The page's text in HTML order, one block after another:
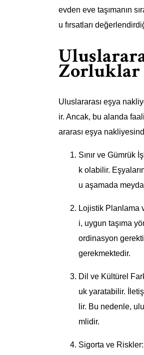
evden eve taşımanın
u fırsatları
Zorluklar
Uluslararası eşya
ir. Ancak, bu alanda
ararası eşya
Sınır ve Gümrük
k olabilir.
u aşamada
Lojistik Planlama
i, uygun taşıma
ordinasyon
gerekmektedir.
Dil ve Kültürel
uk yaratabilir.
lir. Bu nedenle,
mlidir.
Sigorta ve